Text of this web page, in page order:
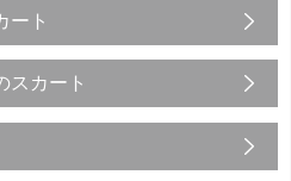
ート
スカート